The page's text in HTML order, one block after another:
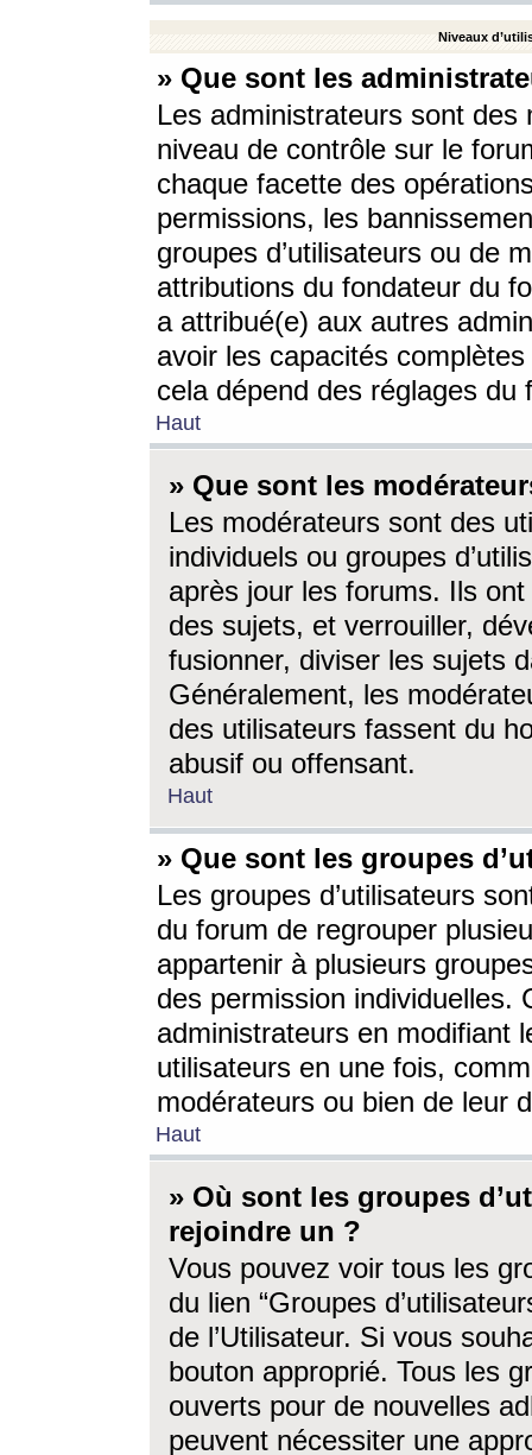
Niveaux
» Que sont les
Les administrateurs sont
niveau de contrôle sur le
chaque facette des
permissions, les
groupes d’utilisateurs ou de
attributions du fondateur du
a attribué(e) aux autres
avoir les capacités
cela dépend des réglages du
Haut
» Que sont les
Les modérateurs sont des
individuels ou groupes
après jour les forums. Ils ont
des sujets, et verrouiller,
fusionner, diviser les sujets
Généralement, les
des utilisateurs fassent du
abusif ou offensant.
Haut
» Que sont les groupes
Les groupes d’utilisateurs
du forum de regrouper
appartenir à plusieurs
des permission individuelles.
administrateurs en modifiant
utilisateurs en une fois,
modérateurs ou bien de leur
Haut
» Où sont les groupes
rejoindre un ?
Vous pouvez voir tous les
du lien “Groupes
de l’Utilisateur. Si vous
bouton approprié. Tous les
ouverts pour de nouvelles
peuvent nécessiter une